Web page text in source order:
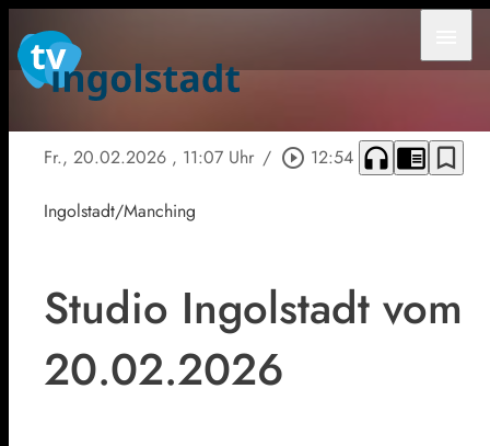
Fr., 20.02.2026 , 11:07 Uhr / play_circle_outline 12:54 headphones chrome_reader_mode bookmark_border
Ingolstadt/Manching
Studio Ingolstadt vom
20.02.2026